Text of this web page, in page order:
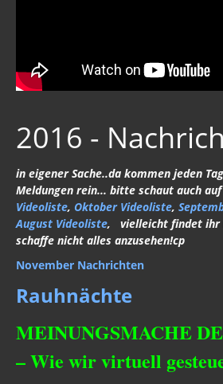
2016 -
in eigener Sache..da kommen jeden
Meldungen rein... bitte schaut auch
Videoliste, Oktober Videoliste,
August Videoliste, vielleicht findet ihr
schaffe nicht alles anzusehen!cp
November Nachrichten
Rauhnächte
MEINUNGSMACHE
– Wie wir virtuell